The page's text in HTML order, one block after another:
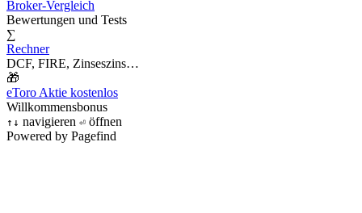
Broker-Vergleich
Bewertungen und Tests
∑
Rechner
DCF, FIRE, Zinseszins…
🎁
eToro Aktie kostenlos
Willkommensbonus
↑ ↓ navigieren ⏎ öffnen
Powered by Pagefind